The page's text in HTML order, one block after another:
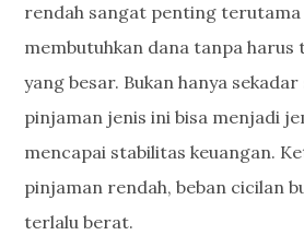
rendah sangat penting terutama
membutuhkan dana tanpa harus
yang besar. Bukan hanya
pinjaman jenis ini bisa menjadi
mencapai stabilitas keuangan.
pinjaman rendah, beban cicilan
terlalu berat.